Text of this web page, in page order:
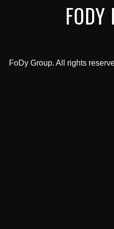
FoDy Group. All rights